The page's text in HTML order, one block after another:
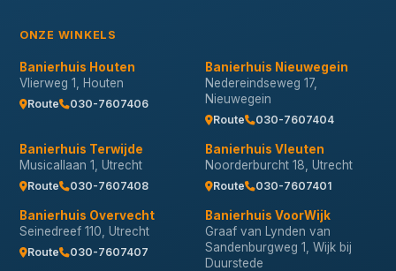
ONZE WINKELS
Banierhuis Houten
Vlierweg 1, Houten
Route 030-7607406
Banierhuis Nieuwegein
Nedereindseweg 17,
Nieuwegein
Route 030-7607404
Banierhuis Terwijde
Musicallaan 1, Utrecht
Route 030-7607408
Banierhuis Vleuten
Noorderburcht 18, Utrecht
Route 030-7607401
Banierhuis Overvecht
Seinedreef 110, Utrecht
Route 030-7607407
Banierhuis VoorWijk
Graaf van Lynden van
Sandenburgweg 1, Wijk bij
Duurstede